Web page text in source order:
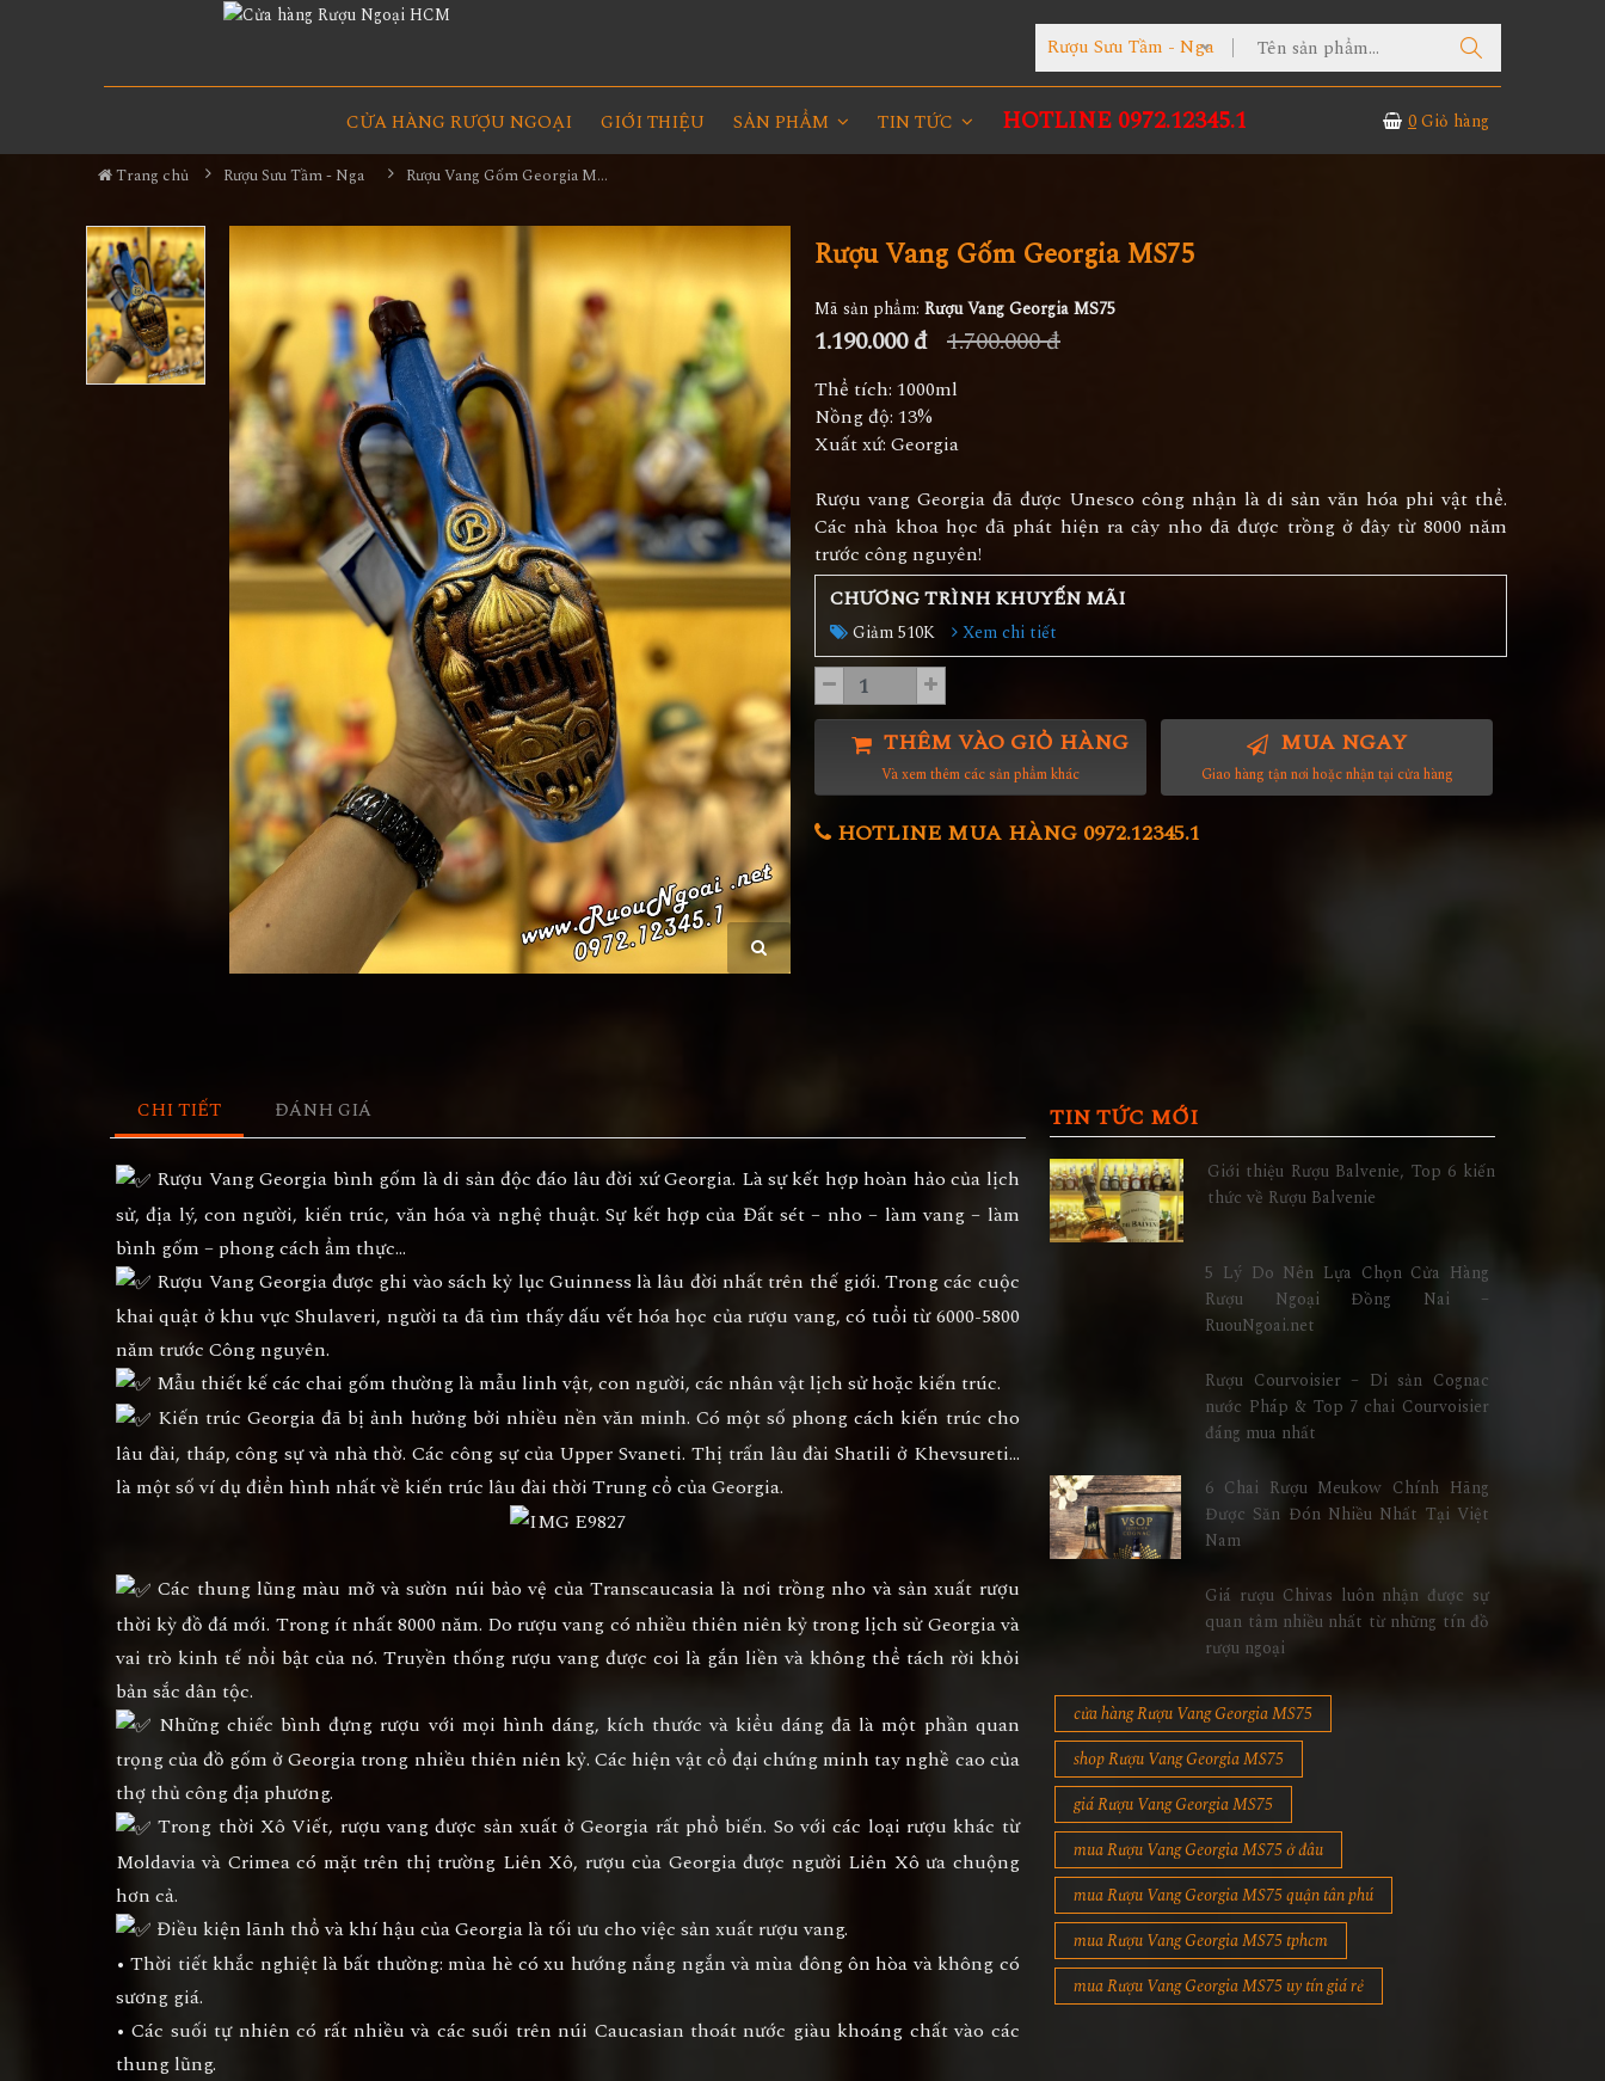
Rượu Sưu Tầm - Nga
CỬA HÀNG RƯỢU NGOẠI GIỚI THIỆU SẢN PHẨM TIN TỨC HOTLINE 0972.12345.1 0Giỏ hàng
Trang chủ Rượu Sưu Tầm - Nga Rượu Vang Gốm Georgia MS75
Rượu Vang Gốm Georgia MS75
Mã sản phẩm: Rượu Vang Georgia MS75
1.190.000 đ 1.700.000 đ
Thể tích: 1000ml
Nồng độ: 13%
Xuất xứ: Georgia
Rượu vang Georgia đã được Unesco công nhận là di sản văn hóa phi vật thể.
Các nhà khoa học đã phát hiện ra cây nho đã được trồng ở đây từ 8000 năm
trước công nguyên!
CHƯƠNG TRÌNH KHUYẾN MÃI
Giảm 510K Xem chi tiết
THÊM VÀO GIỎ HÀNG
Và xem thêm các sản phẩm khác
MUA NGAY
Giao hàng tận nơi hoặc nhận tại cửa hàng
HOTLINE MUA HÀNG 0972.12345.1
CHI TIẾT ĐÁNH GIÁ
Rượu Vang Georgia bình gốm là di sản độc đáo lâu đời xứ Georgia. Là sự kết hợp hoàn hảo của lịch
sử, địa lý, con người, kiến trúc, văn hóa và nghệ thuật. Sự kết hợp của Đất sét – nho – làm vang – làm
bình gốm – phong cách ẩm thực…
Rượu Vang Georgia được ghi vào sách kỷ lục Guinness là lâu đời nhất trên thế giới. Trong các cuộc
khai quật ở khu vực Shulaveri, người ta đã tìm thấy dấu vết hóa học của rượu vang, có tuổi từ 6000-5800
năm trước Công nguyên.
Mẫu thiết kế các chai gốm thường là mẫu linh vật, con người, các nhân vật lịch sử hoặc kiến trúc.
Kiến trúc Georgia đã bị ảnh hưởng bởi nhiều nền văn minh. Có một số phong cách kiến trúc cho
lâu đài, tháp, công sự và nhà thờ. Các công sự của Upper Svaneti. Thị trấn lâu đài Shatili ở Khevsureti…
là một số ví dụ điển hình nhất về kiến trúc lâu đài thời Trung cổ của Georgia.
Các thung lũng màu mỡ và sườn núi bảo vệ của Transcaucasia là nơi trồng nho và sản xuất rượu
thời kỳ đồ đá mới. Trong ít nhất 8000 năm. Do rượu vang có nhiều thiên niên kỷ trong lịch sử Georgia và
vai trò kinh tế nổi bật của nó. Truyền thống rượu vang được coi là gắn liền và không thể tách rời khỏi
bản sắc dân tộc.
Những chiếc bình đựng rượu với mọi hình dáng, kích thước và kiểu dáng đã là một phần quan
trọng của đồ gốm ở Georgia trong nhiều thiên niên kỷ. Các hiện vật cổ đại chứng minh tay nghề cao của
thợ thủ công địa phương.
Trong thời Xô Viết, rượu vang được sản xuất ở Georgia rất phổ biến. So với các loại rượu khác từ
Moldavia và Crimea có mặt trên thị trường Liên Xô, rượu của Georgia được người Liên Xô ưa chuộng
hơn cả.
Điều kiện lãnh thổ và khí hậu của Georgia là tối ưu cho việc sản xuất rượu vang.
• Thời tiết khắc nghiệt là bất thường: mùa hè có xu hướng nắng ngắn và mùa đông ôn hòa và không có
sương giá.
• Các suối tự nhiên có rất nhiều và các suối trên núi Caucasian thoát nước giàu khoáng chất vào các
thung lũng.
TIN TỨC MỚI
Giới thiệu Rượu Balvenie, Top 6 kiến
thức về Rượu Balvenie
5 Lý Do Nên Lựa Chọn Cửa Hàng
Rượu Ngoại Đồng Nai –
RuouNgoai.net
Rượu Courvoisier – Di sản Cognac
nước Pháp & Top 7 chai Courvoisier
đáng mua nhất
6 Chai Rượu Meukow Chính Hãng
Được Săn Đón Nhiều Nhất Tại Việt
Nam
Giá rượu Chivas luôn nhận được sự
quan tâm nhiều nhất từ những tín đồ
rượu ngoại
cửa hàng Rượu Vang Georgia MS75
shop Rượu Vang Georgia MS75
giá Rượu Vang Georgia MS75
mua Rượu Vang Georgia MS75 ở đâu
mua Rượu Vang Georgia MS75 quận tân phú
mua Rượu Vang Georgia MS75 tphcm
mua Rượu Vang Georgia MS75 uy tín giá rẻ